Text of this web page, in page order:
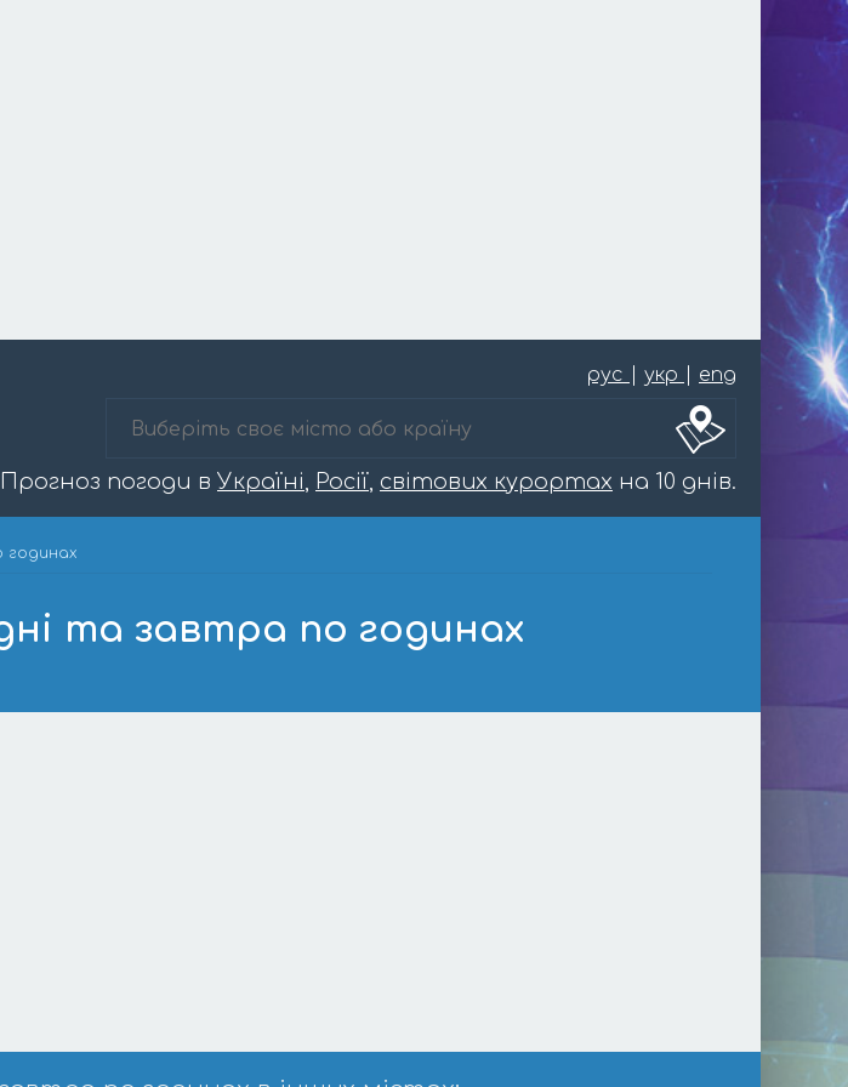
рус укр eng
Прогноз погоди в Україні, Росії, світових курортах на 10 днів.
годинах
та завтра по годинах